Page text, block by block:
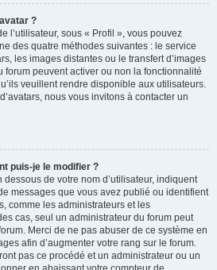
?
l’utilisateur, sous « Profil », vous pouvez
des quatre méthodes suivantes : le service
les images distantes ou le transfert d’images
forum peuvent activer ou non la fonctionnalité
veuillent rendre disponible aux utilisateurs.
nous vous invitons à contacter un
puis-je le modifier ?
de votre nom d’utilisateur, indiquent
messages que vous avez publié ou identifient
comme les administrateurs et les
cas, seul un administrateur du forum peut
Merci de ne pas abuser de ce système en
afin d’augmenter votre rang sur le forum.
pas ce procédé et un administrateur ou un